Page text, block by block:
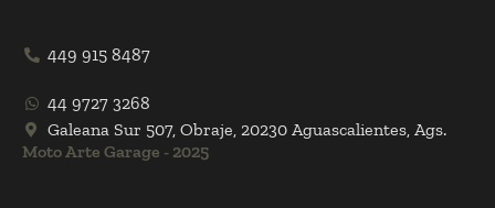
449 915 8487
44 9727 3268
Galeana Sur 507, Obraje, 20230 Aguascalientes, Ags.
Moto Arte Garage - 2025